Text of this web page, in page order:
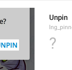
Unpin
?